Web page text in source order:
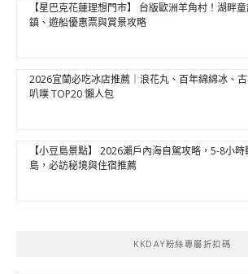
【星巴克花蓮理想門市】 台版歐洲羊角村！湖畔
鎮、遊船優惠票與賞景攻略
2026宜蘭必吃冰店推薦｜浪花丸、百年綿綿冰、
叭噗 TOP20 懶人包
【小豆島景點】 2026瀨戶內海自駕攻略，5-8小
島，必訪秘境與住宿推薦
KKDAY粉絲專屬折扣碼